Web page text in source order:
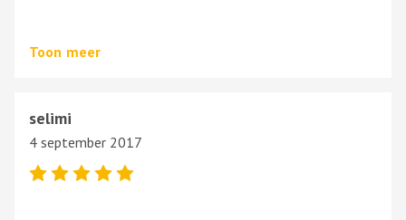
Toon meer
selimi
4 september 2017